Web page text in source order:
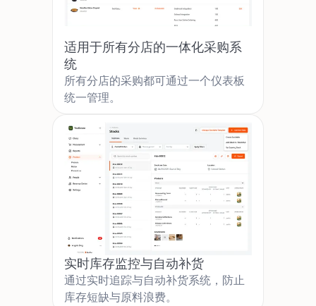
适用于所有分店的一体化采购系
统
所有分店的采购都可通过一个仪表板
统一管理。
实时库存监控与自动补货
通过实时追踪与自动补货系统，防止
库存短缺与原料浪费。